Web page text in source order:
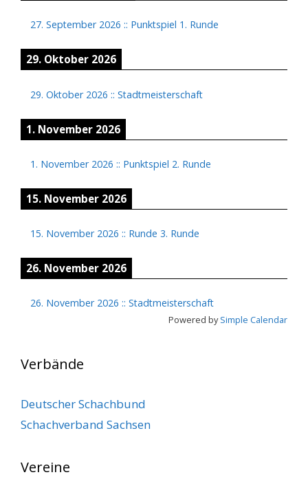
27. September 2026 :: Punktspiel 1. Runde
29. Oktober 2026
29. Oktober 2026 :: Stadtmeisterschaft
1. November 2026
1. November 2026 :: Punktspiel 2. Runde
15. November 2026
15. November 2026 :: Runde 3. Runde
26. November 2026
26. November 2026 :: Stadtmeisterschaft
Powered bySimple Calendar
Verbände
Deutscher Schachbund
Schachverband Sachsen
Vereine